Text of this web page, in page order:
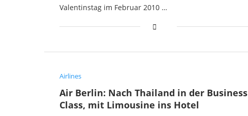
Valentinstag im Februar 2010 …
Airlines
Air Berlin: Nach Thailand in der Business
Class, mit Limousine ins Hotel